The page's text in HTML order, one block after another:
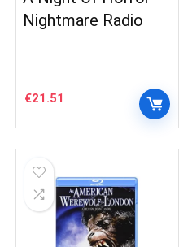
Nightmare Radio
€21.51